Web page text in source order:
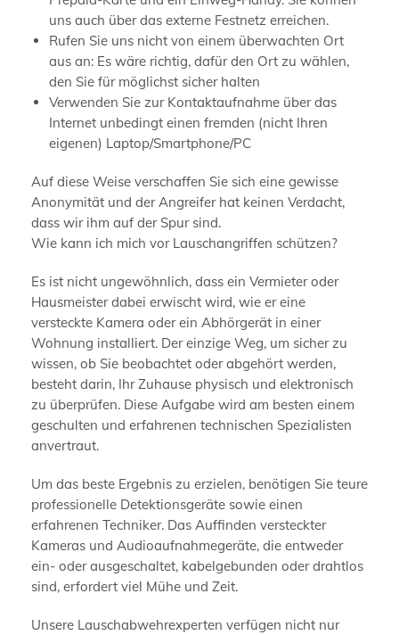
uns auch über das externe Festnetz erreichen.
Rufen Sie uns nicht von einem überwachten Ort
aus an: Es wäre richtig, dafür den Ort zu wählen,
den Sie für möglichst sicher halten
Verwenden Sie zur Kontaktaufnahme über das
Internet unbedingt einen fremden (nicht Ihren
eigenen) Laptop/Smartphone/PC
Auf diese Weise verschaffen Sie sich eine gewisse
Anonymität und der Angreifer hat keinen Verdacht,
dass wir ihm auf der Spur sind.
Wie kann ich mich vor Lauschangriffen schützen?
Es ist nicht ungewöhnlich, dass ein Vermieter oder
Hausmeister dabei erwischt wird, wie er eine
versteckte Kamera oder ein Abhörgerät in einer
Wohnung installiert. Der einzige Weg, um sicher zu
wissen, ob Sie beobachtet oder abgehört werden,
besteht darin, Ihr Zuhause physisch und elektronisch
zu überprüfen. Diese Aufgabe wird am besten einem
geschulten und erfahrenen technischen Spezialisten
anvertraut.
Um das beste Ergebnis zu erzielen, benötigen Sie teure
professionelle Detektionsgeräte sowie einen
erfahrenen Techniker. Das Auffinden versteckter
Kameras und Audioaufnahmegeräte, die entweder
ein- oder ausgeschaltet, kabelgebunden oder drahtlos
sind, erfordert viel Mühe und Zeit.
Unsere Lauschabwehrexperten verfügen nicht nur